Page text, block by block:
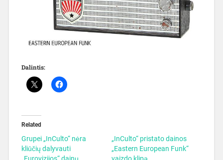
Dalintis:
Related
Grupei „InCulto“ nėra
kliūčių dalyvauti
„Eurovizijos“ dainų
„InCulto“ pristato dainos
„Eastern European Funk“
vaizdo klipą